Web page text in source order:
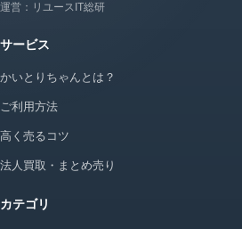
運営：リユースIT総研
サービス
かいとりちゃんとは？
ご利用方法
高く売るコツ
法人買取・まとめ売り
カテゴリ